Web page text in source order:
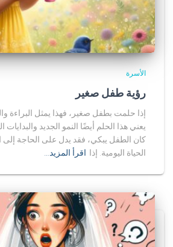
الأسرة
رؤية طفل صغير
إذا حلمت بطفل صغير، فهذا يمثل البراءة
يعني هذا الحلم أيضًا النمو الجديد والبدايات
كان الطفل يبكي، فقد يدل على الحاجة إلى
الحياة اليومية. إذا اقرأ المزيد…